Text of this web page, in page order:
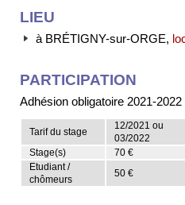
LIEU
à BRÉTIGNY-sur-ORGE,
PARTICIPATION
Adhésion obligatoire 2021-2022
Tarif du stage
12/2021 ou
03/2022
Stage(s)
70 €
Etudiant /
chômeurs
50 €